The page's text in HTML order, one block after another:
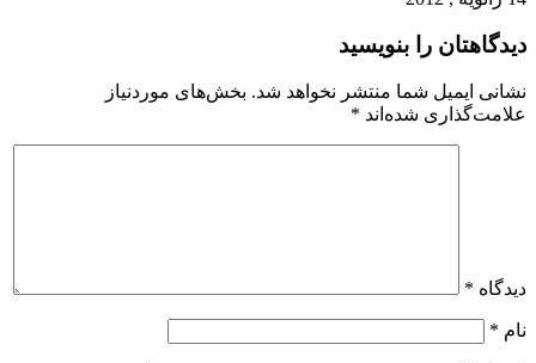
دیدگاهتان را بنویسید
نشانی ایمیل شما منتشر نخواهد شد. بخش‌های موردنیاز
علامت‌گذاری شده‌اند *
دیدگاه *
نام *